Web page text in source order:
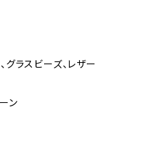
グラスビーズ、レザー
ン